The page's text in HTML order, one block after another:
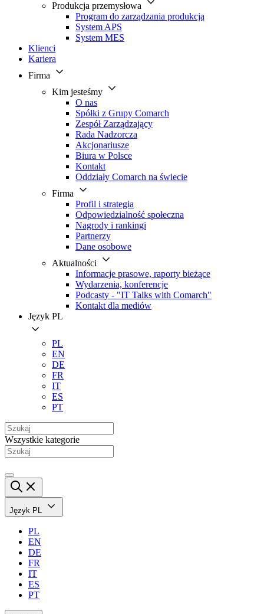
Produkcja przemysłowa
Program do zarządzania produkcją
System APS
System MES
Klienci
Kariera
Firma
Kim jesteśmy
O nas
Spółki z Grupy Comarch
Zespół Zarządzający
Rada Nadzorcza
Akcjonariusze
Biura w Polsce
Kontakt
Oddziały Comarch na świecie
Firma
Profil i strategia
Odpowiedzialność społeczna
Nagrody i rankingi
Partnerzy
Dane osobowe
Aktualności
Informacje prasowe, raporty bieżące
Wydarzenia, konferencje
Podcasty - "IT Talks with Comarch"
Kontakt dla mediów
Język PL
PL
EN
DE
FR
IT
ES
PT
Wszystkie kategorie
Język PL
PL
EN
DE
FR
IT
ES
PT